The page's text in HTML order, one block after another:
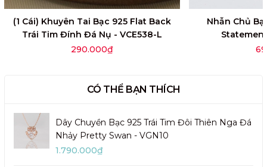
(1 Cái) Khuyên Tai Bạc 925 Flat Back
Trái Tim Đính Đá Nụ - VCE538-L
290.000₫
Nhẫn Chủ
CÓ THỂ BẠN THÍCH
Dây Chuyền Bạc 925 Trái Tim Đôi Thiên Nga Đá
Nhảy Pretty Swan - VGN10
1.790.000₫